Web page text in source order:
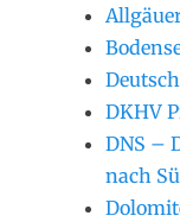
DKHV
DNS –
nach